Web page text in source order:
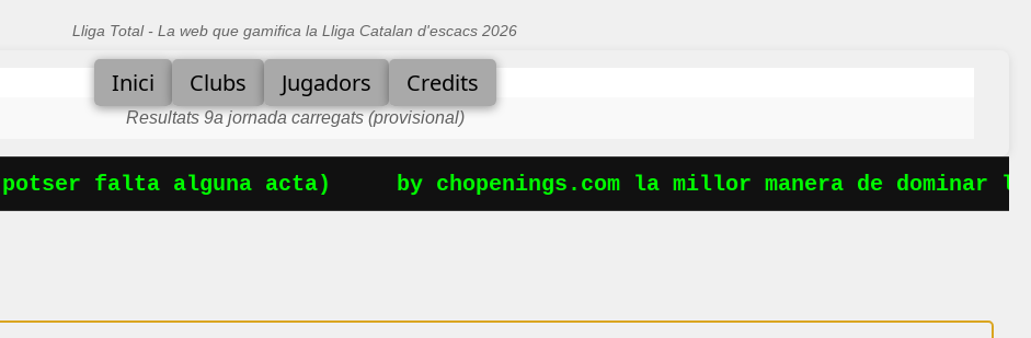
Lliga Total - La web que gamifica la Lliga Catalan d'escacs 2026
Inici Clubs Jugadors Credits
Resultats 9a jornada carregats (provisional)
falta alguna acta) by chopenings.com la millor manera de dominar